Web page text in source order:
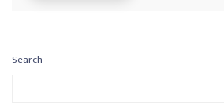
Search